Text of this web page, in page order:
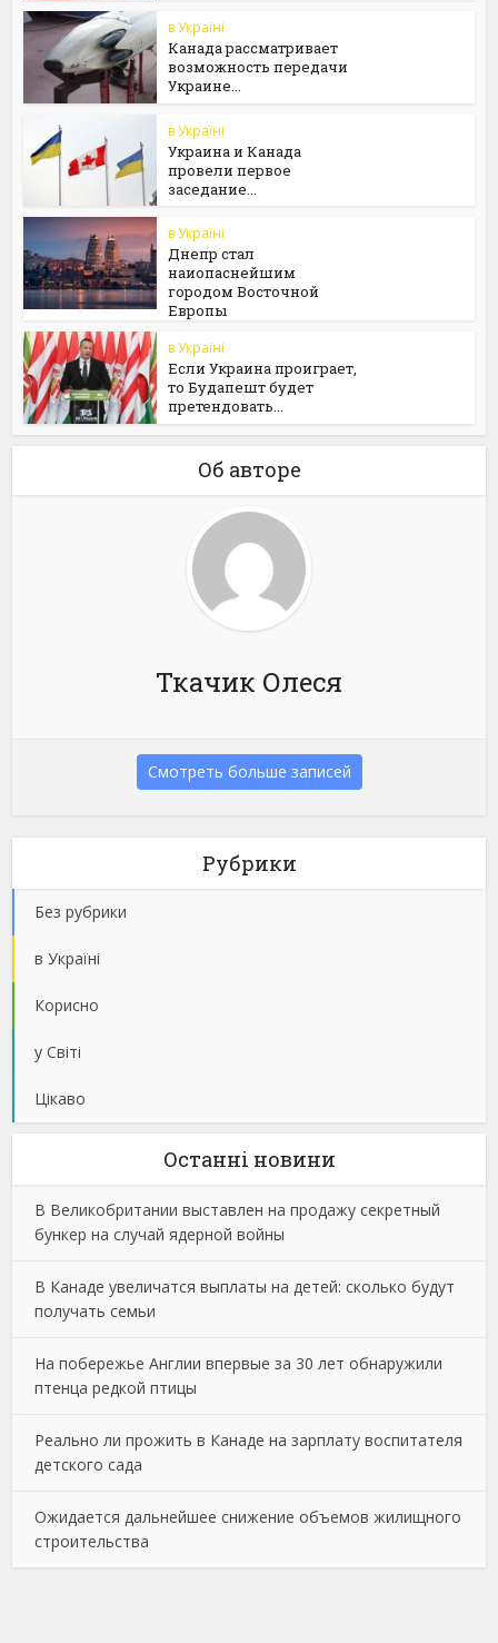
в Україні
Канада рассматривает
возможность передачи
Украине...
в Україні
Украина и Канада
провели первое
заседание...
в Україні
Днепр стал
наиопаснейшим
городом Восточной
Европы
в Україні
Если Украина проиграет,
то Будапешт будет
претендовать...
Об авторе
Ткачик Олеся
Смотреть больше записей
Рубрики
Без рубрики
в Україні
Корисно
у Світі
Цікаво
Останнi новини
В Великобритании выставлен на продажу секретный
бункер на случай ядерной войны
В Канаде увеличатся выплаты на детей: сколько будут
получать семьи
На побережье Англии впервые за 30 лет обнаружили
птенца редкой птицы
Реально ли прожить в Канаде на зарплату воспитателя
детского сада
Ожидается дальнейшее снижение объемов жилищного
строительства